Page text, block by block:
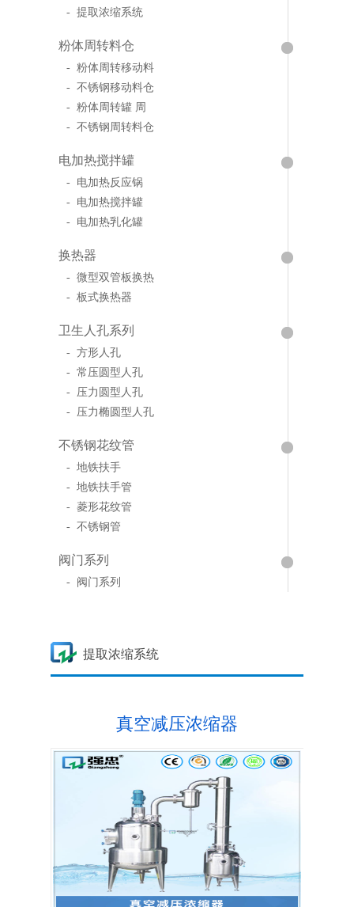
- 提取浓缩系统
粉体周转料仓
- 粉体周转移动料
- 不锈钢移动料仓
- 粉体周转罐 周
- 不锈钢周转料仓
电加热搅拌罐
- 电加热反应锅
- 电加热搅拌罐
- 电加热乳化罐
换热器
- 微型双管板换热
- 板式换热器
卫生人孔系列
- 方形人孔
- 常压圆型人孔
- 压力圆型人孔
- 压力椭圆型人孔
不锈钢花纹管
- 地铁扶手
- 地铁扶手管
- 菱形花纹管
- 不锈钢管
阀门系列
- 阀门系列
提取浓缩系统
真空减压浓缩器